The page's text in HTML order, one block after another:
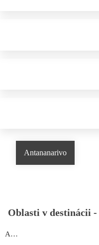
Antananarivo
Oblasti v destinácii -
Antananarivo